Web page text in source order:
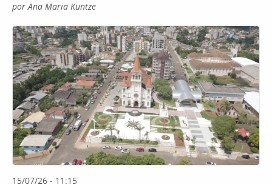
por Ana Maria Kuntze
15/07/26 - 11:15